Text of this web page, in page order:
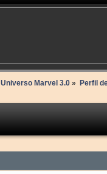
Universo Marvel 3.0» Perfil